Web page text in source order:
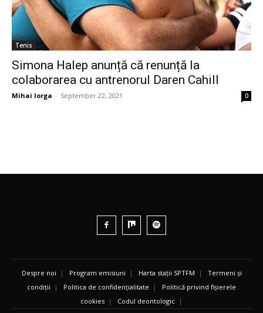
Tenis
Simona Halep anunță că renunță la
colaborarea cu antrenorul Daren Cahill
Mihai Iorga - September 22, 2021 0
Despre noi | Program emisiuni | Harta stații SPTFM | Termeni și
condiții | Politica de confidențialitate | Politică privind fișierele
cookies | Codul deontologic |